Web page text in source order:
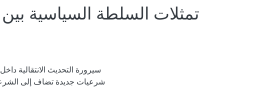
تمثلات السلطة السياسية
سيرورة التحديث الانتقالية
شرعيات جديدة تضاف إلى